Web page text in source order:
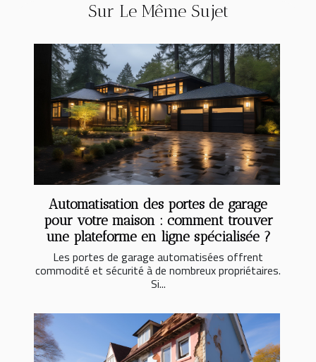
Sur Le Même Sujet
Automatisation des portes de garage
pour votre maison : comment trouver
une plateforme en ligne spécialisée ?
Les portes de garage automatisées offrent
commodité et sécurité à de nombreux propriétaires.
Si...